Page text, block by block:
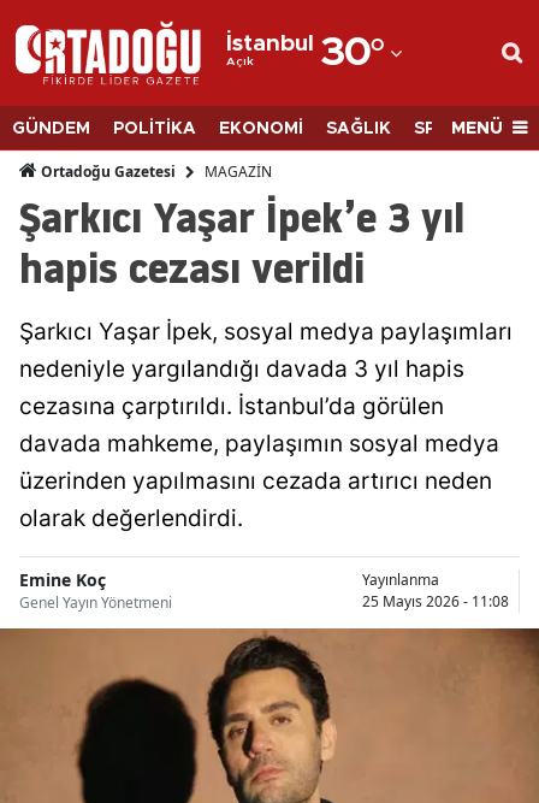
İstanbul
Açık 30°
Adana
Adıyaman
Afyonkarahisar
Ağrı
Amasya
Ankara
Antalya
Artvin
Bilecik
Bitlis
Bolu
Burdur
GÜNDEM POLİTİKA EKONOMİ SAĞLIK SPORMENÜ
Ortadoğu Gazetesi MAGAZİN
Şarkıcı Yaşar İpek’e 3 yıl
hapis cezası verildi
Şarkıcı Yaşar İpek, sosyal medya paylaşımları
nedeniyle yargılandığı davada 3 yıl hapis
cezasına çarptırıldı. İstanbul’da görülen
davada mahkeme, paylaşımın sosyal medya
üzerinden yapılmasını cezada artırıcı neden
olarak değerlendirdi.
Emine Koç
Genel Yayın Yönetmeni
Yayınlanma
25 Mayıs 2026 - 11:08